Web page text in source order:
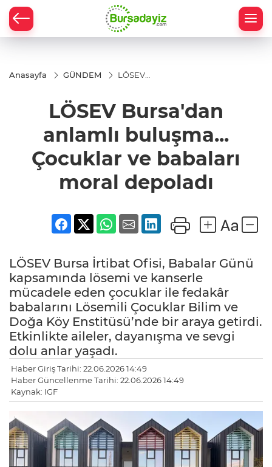
Anasayfa GÜNDEM
LÖSEV
buluşma...
Çocuklar
babaları
moral
depoladı
LÖSEV Bursa'dan
anlamlı buluşma...
Çocuklar ve babaları
moral depoladı
LÖSEV Bursa İrtibat Ofisi, Babalar Günü
kapsamında lösemi ve kanserle
mücadele eden çocuklar ile fedakâr
babalarını Lösemili Çocuklar Bilim ve
Doğa Köy Enstitüsü’nde bir araya getirdi.
Etkinlikte aileler, dayanışma ve sevgi
dolu anlar yaşadı.
Haber Giriş Tarihi: 22.06.2026 14:49
Haber Güncellenme Tarihi: 22.06.2026 14:49
Kaynak: IGF